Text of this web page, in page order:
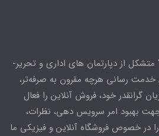
متشکل از دپارتمان های اداری و تحریر-
خدمت رسانی هرچه مقرون به صرفه‌تر،
گرانقدر خود، فروش آنلاین را فعال
بهبود امر سرویس دهی، نظرات،
در خصوص فروشگاه آنلاین و فیزیکی ما